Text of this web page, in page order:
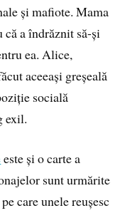
și mafiote. Mama
a îndrăznit să-și
ea. Alice,
aceeași greșeală
socială
exil.
este și o carte a
sunt urmărite
care unele reușesc